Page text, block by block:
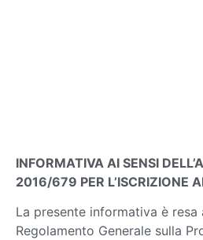
INFORMATIVA AI SENSI
2016/679 PER L’ISCRIZIONE
La presente informativa è resa
Regolamento Generale sulla